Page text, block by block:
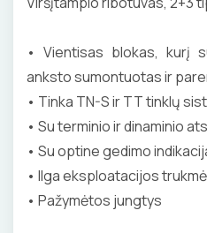
ŽIBINTUVĖLIAI
PRATRAUKIKLIAI
BŪGNAI KABELIŲ
GRĘŽIMO
• Vientisas blokas, kurį
anksto sumontuotas ir
• Tinka TN-S ir TT tinklų
• Su terminio ir dinaminio
• Su optine gedimo
• Ilga eksploatacijos trukmė
• Pažymėtos jungtys